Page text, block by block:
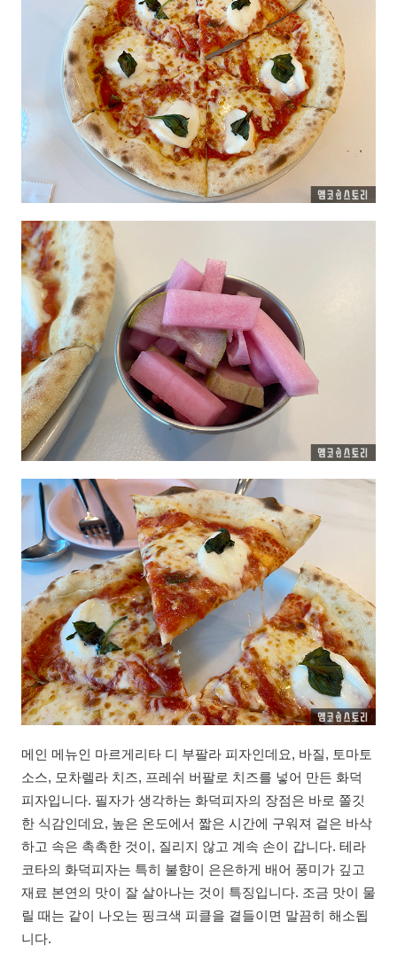
메인 메뉴인 마르게리타 디 부팔라 피자인데요, 바질, 토마토
소스, 모차렐라 치즈, 프레쉬 버팔로 치즈를 넣어 만든 화덕
피자입니다. 필자가 생각하는 화덕피자의 장점은 바로 쫄깃
한 식감인데요, 높은 온도에서 짧은 시간에 구워져 겉은 바삭
하고 속은 촉촉한 것이, 질리지 않고 계속 손이 갑니다. 테라
코타의 화덕피자는 특히 불향이 은은하게 배어 풍미가 깊고
재료 본연의 맛이 잘 살아나는 것이 특징입니다. 조금 맛이 물
릴 때는 같이 나오는 핑크색 피클을 곁들이면 말끔히 해소됩
니다.